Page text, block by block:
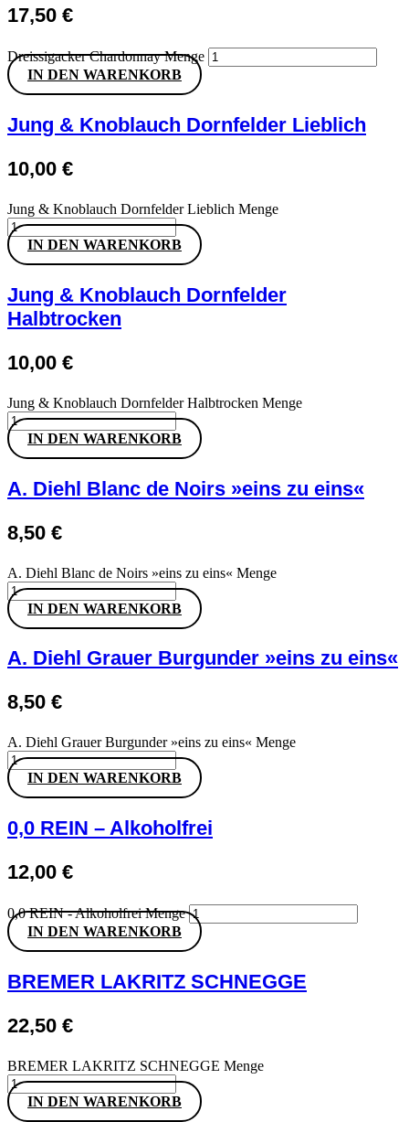
17,50 €
Dreissigacker Chardonnay Menge
IN DEN WARENKORB
Jung & Knoblauch Dornfelder Lieblich
10,00 €
Jung & Knoblauch Dornfelder Lieblich Menge
IN DEN WARENKORB
Jung & Knoblauch Dornfelder
Halbtrocken
10,00 €
Jung & Knoblauch Dornfelder Halbtrocken Menge
IN DEN WARENKORB
A. Diehl Blanc de Noirs »eins zu eins«
8,50 €
A. Diehl Blanc de Noirs »eins zu eins« Menge
IN DEN WARENKORB
A. Diehl Grauer Burgunder »eins zu eins«
8,50 €
A. Diehl Grauer Burgunder »eins zu eins« Menge
IN DEN WARENKORB
0,0 REIN – Alkoholfrei
12,00 €
0,0 REIN - Alkoholfrei Menge
IN DEN WARENKORB
BREMER LAKRITZ SCHNEGGE
22,50 €
BREMER LAKRITZ SCHNEGGE Menge
IN DEN WARENKORB